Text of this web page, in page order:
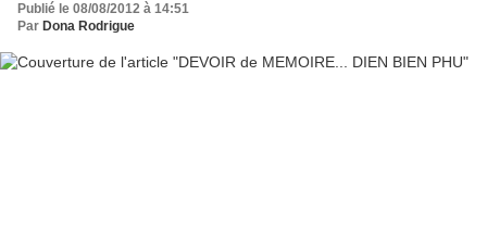
Publié le 08/08/2012 à 14:51
Par Dona Rodrigue